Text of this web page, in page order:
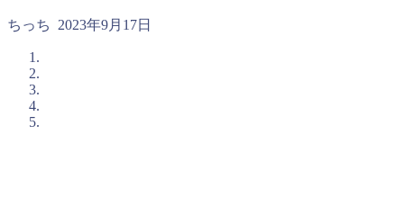
ちっち 2023年9月17日